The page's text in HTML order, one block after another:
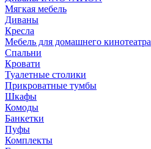
Мягкая мебель
Диваны
Кресла
Мебель для домашнего кинотеатра
Спальни
Кровати
Туалетные столики
Прикроватные тумбы
Шкафы
Комоды
Банкетки
Пуфы
Комплекты